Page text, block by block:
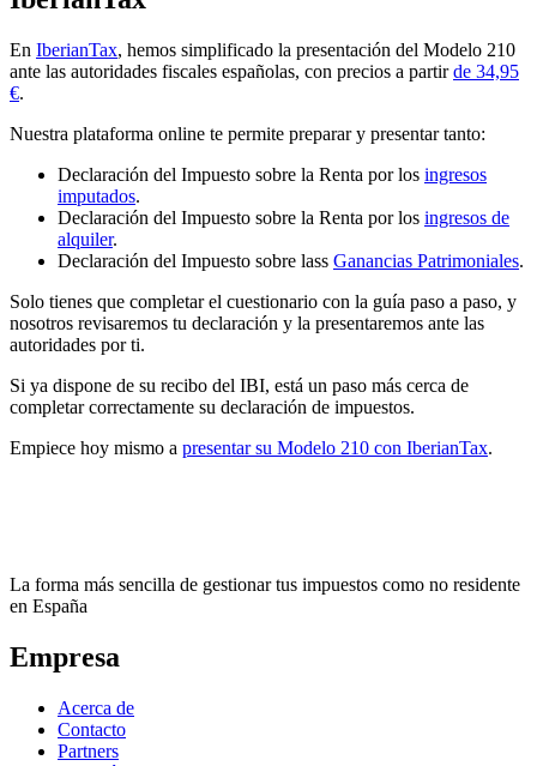
En IberianTax, hemos simplificado la presentación del Modelo 210
ante las autoridades fiscales españolas, con precios a partirde 34,95
€.
Nuestra plataforma online te permite preparar y presentar tanto:
Declaración del Impuesto sobre la Renta por los ingresos
imputados.
Declaración del Impuesto sobre la Renta por los ingresos de
alquiler.
Declaración del Impuesto sobre lass Ganancias Patrimoniales.
Solo tienes que completar el cuestionario con la guía paso a paso, y
nosotros revisaremos tu declaración y la presentaremos ante las
autoridades por ti.
Si ya dispone de su recibo del IBI, está un paso más cerca de
completar correctamente su declaración de impuestos.
Empiece hoy mismo a presentar su Modelo 210 con IberianTax.
La forma más sencilla de gestionar tus impuestos como no residente
en España
Empresa
Acerca de
Contacto
Partners